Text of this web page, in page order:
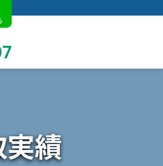
取 績